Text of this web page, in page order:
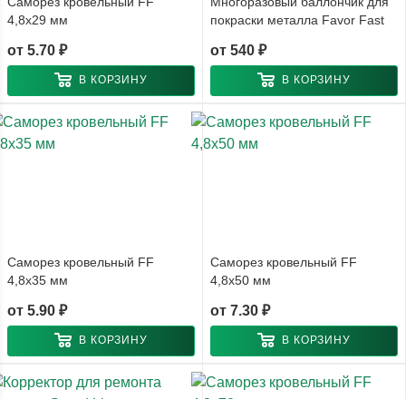
4,8x29 мм
от 5.70 ₽
В КОРЗИНУ
покраски металла Favor Fast
от 540 ₽
В КОРЗИНУ
Саморез кровельный FF
4,8x35 мм
от 5.90 ₽
В КОРЗИНУ
Саморез кровельный FF
4,8x50 мм
от 7.30 ₽
В КОРЗИНУ